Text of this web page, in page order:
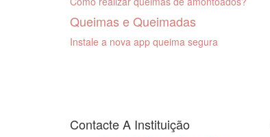
Queimas e Queimadas
Instale a nova app queima segura
Contacte A Instituição